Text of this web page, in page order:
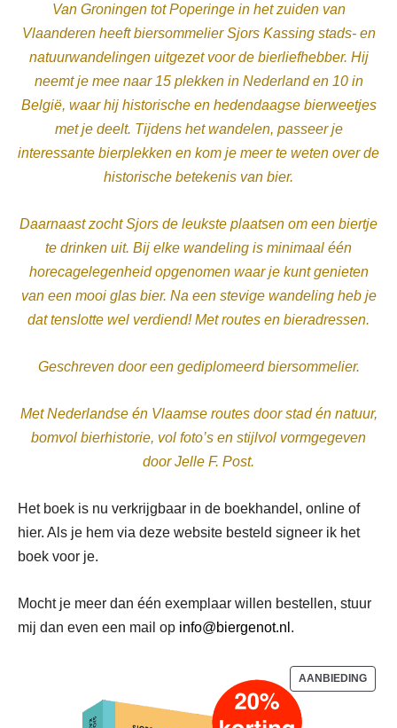
Van Groningen tot Poperinge in het zuiden van
Vlaanderen heeft biersommelier Sjors Kassing stads- en
natuurwandelingen uitgezet voor de bierliefhebber. Hij
neemt je mee naar 15 plekken in Nederland en 10 in
België, waar hij historische en hedendaagse bierweetjes
met je deelt. Tijdens het wandelen, passeer je
interessante bierplekken en kom je meer te weten over de
historische betekenis van bier.
Daarnaast zocht Sjors de leukste plaatsen om een biertje
te drinken uit. Bij elke wandeling is minimaal één
horecagelegenheid opgenomen waar je kunt genieten
van een mooi glas bier. Na een stevige wandeling heb je
dat tenslotte wel verdiend! Met routes en bieradressen.
Geschreven door een gediplomeerd biersommelier.
Met Nederlandse én Vlaamse routes door stad én natuur,
bomvol bierhistorie, vol foto’s en stijlvol vormgegeven
door Jelle F. Post.
Het boek is nu verkrijgbaar in de boekhandel, online of
hier. Als je hem via deze website besteld signeer ik het
boek voor je.
Mocht je meer dan één exemplaar willen bestellen, stuur
mij dan even een mail op info@biergenot.nl .
AANBIEDING